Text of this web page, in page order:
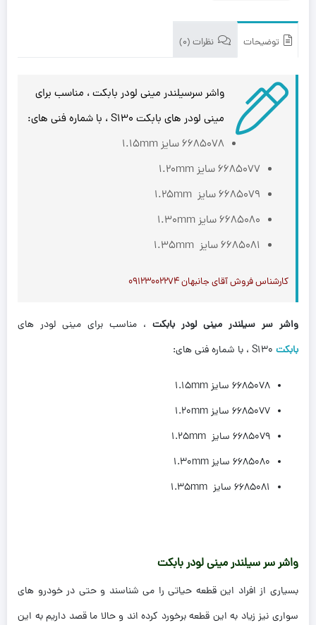
توضیحات نظرات (0)
واشر سرسیلندر مینی لودر بابکت ، مناسب برای
مینی لودر های بابکت S130 ، با شماره فنی های:
6685078 سایز 1.15mm
6685077 سایز 1.20mm
6685079 سایز 1.25mm
6685080 سایز 1.30mm
6685081 سایز 1.35mm
کارشناس فروش آقای جانبهان ۰۹۱۲۳۰۰۲۲۷۴
واشر سر سیلندر مینی لودر بابکت ، مناسب برای مینی لودر های
بابکت S130 ، با شماره فنی های:
6685078 سایز 1.15mm
6685077 سایز 1.20mm
6685079 سایز 1.25mm
6685080 سایز 1.30mm
6685081 سایز 1.35mm
واشر سر سیلندر مینی لودر بابکت
بسیاری از افراد این قطعه حیاتی را می شناسند و حتی در خودرو های
سواری نیز زیاد به این قطعه برخورد کرده اند و حالا ما قصد داریم به این